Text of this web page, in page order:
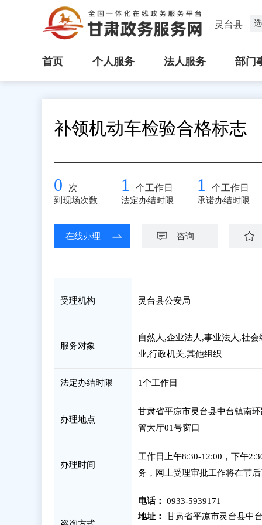
灵台县
首页 个人服务 法人服务 部门
补领机动车检验合格标志
0 次
到现场次数
1 个工作日
法定办结时限
1 个工作日
承诺办结时限
在线办理 咨询
受理机构 灵台县公安局
服务对象
自然人,企业法人,事业法人,社
业,行政机关,其他组织
法定办结时限 1个工作日
办理地点
甘肃省平凉市灵台县中台镇南
管大厅01号窗口
办理时间
工作日上午8:30-12:00，下午
务，网上受理审批工作将在节
电话：
0933-5939171
地址：
甘肃省平凉市灵台县中